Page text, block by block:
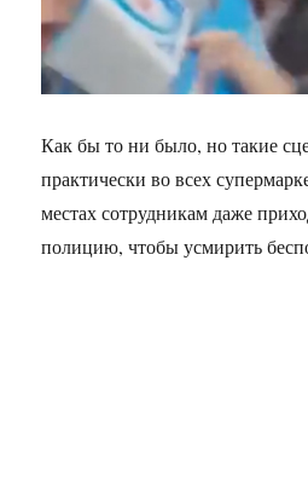
Как бы то ни было, но такие
практически во всех
местах сотрудникам даже
полицию, чтобы усмирить